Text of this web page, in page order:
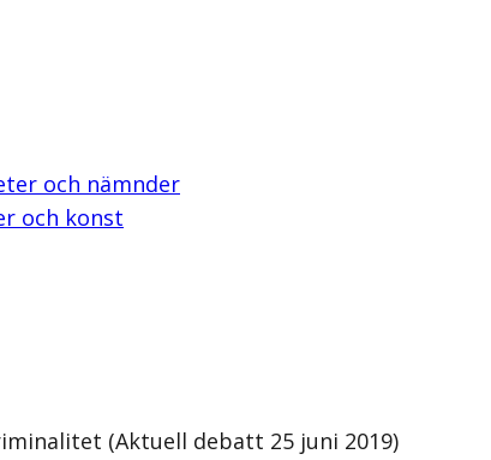
och nämnder
och konst
(Aktuell debatt 25 juni 2019)